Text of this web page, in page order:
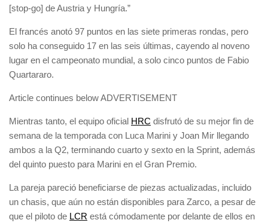
[stop-go] de Austria y Hungría.”
El francés anotó 97 puntos en las siete primeras rondas, pero
solo ha conseguido 17 en las seis últimas, cayendo al noveno
lugar en el campeonato mundial, a solo cinco puntos de Fabio
Quartararo.
Article continues belowADVERTISEMENT
Mientras tanto, el equipo oficial HRC disfrutó de su mejor fin de
semana de la temporada con Luca Marini y Joan Mir llegando
ambos a la Q2, terminando cuarto y sexto en la Sprint, además
del quinto puesto para Marini en el Gran Premio.
La pareja pareció beneficiarse de piezas actualizadas, incluido
un chasis, que aún no están disponibles para Zarco, a pesar de
que el piloto de LCR está cómodamente por delante de ellos en